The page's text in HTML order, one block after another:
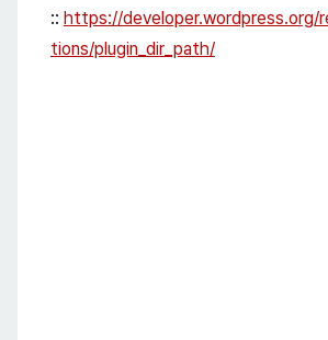
:: https://developer.wordpress.org/
tions/plugin_dir_path/